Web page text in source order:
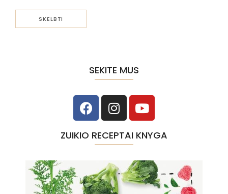
SEKITE MUS
ZUIKIO RECEPTAI KNYGA